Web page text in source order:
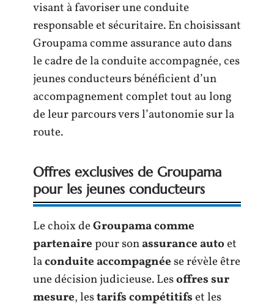
visant à favoriser une conduite
responsable et sécuritaire. En choisissant
Groupama comme assurance auto dans
le cadre de la conduite accompagnée, ces
jeunes conducteurs bénéficient d’un
accompagnement complet tout au long
de leur parcours vers l’autonomie sur la
route.
Offres exclusives de Groupama
pour les jeunes conducteurs
Le choix deGroupama comme
partenairepour sonassurance autoet
laconduite accompagnéese révèle être
une décision judicieuse. Lesoffres sur
mesure, lestarifs compétitifset les